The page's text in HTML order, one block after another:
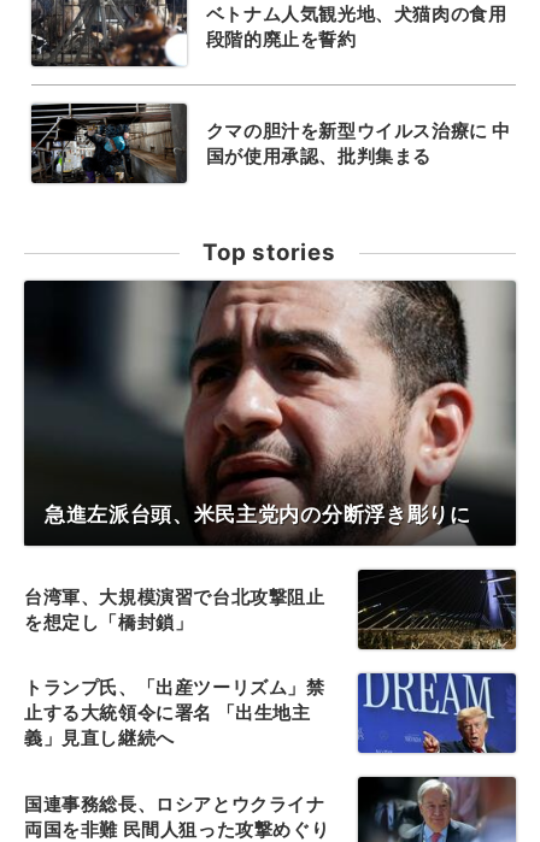
ベトナム人気観光地、犬猫肉の食用
段階的廃止を誓約
クマの胆汁を新型ウイルス治療に 中
国が使用承認、批判集まる
Top stories
急進左派台頭、米民主党内の分断浮き彫りに
台湾軍、大規模演習で台北攻撃阻止
を想定し「橋封鎖」
トランプ氏、「出産ツーリズム」禁
止する大統領令に署名 「出生地主
義」見直し継続へ
国連事務総長、ロシアとウクライナ
両国を非難 民間人狙った攻撃めぐり